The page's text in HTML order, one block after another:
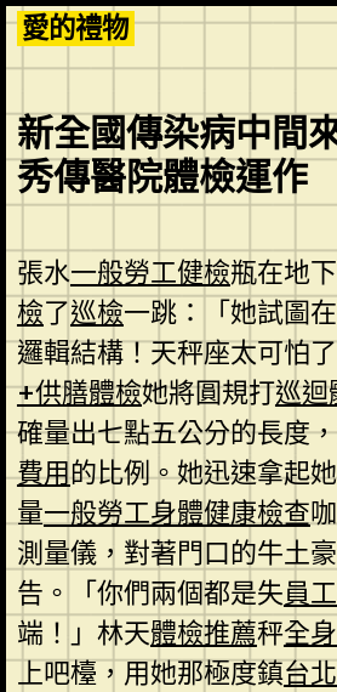
Skip
to
content
愛的禮物
新全國傳染病中間
秀傳醫院體檢運作
張水一般勞工健檢瓶在地
檢了巡檢一跳：「她試圖
邏輯結構！天秤座太可怕
+供膳體檢她將圓規打巡迴
確量出七點五公分的長度
費用的比例。她迅速拿起
量一般勞工身體健康檢查
測量儀，對著門口的牛土
告。「你們兩個都是失員
端！」林天體檢推薦秤全
上吧檯，用她那極度鎮台